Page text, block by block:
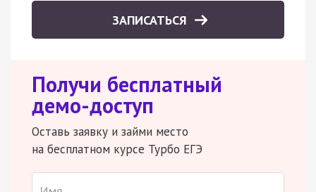
ЗАПИСАТЬСЯ
Получи бесплатный
демо-доступ
Оставь заявку и займи место
на бесплатном курсе Турбо ЕГЭ